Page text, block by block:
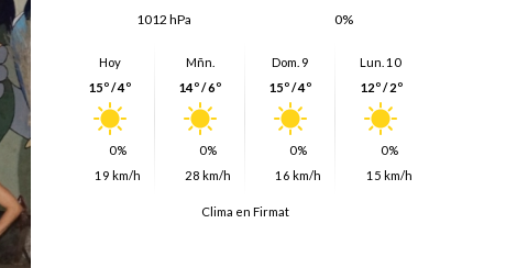
1012 hPa
0%
Hoy
15º / 4º
0%
19 km/h
Mñn.
14º / 6º
0%
28 km/h
Dom. 9
15º / 4º
0%
16 km/h
Lun. 10
12º / 2º
0%
15 km/h
Clima en Firmat